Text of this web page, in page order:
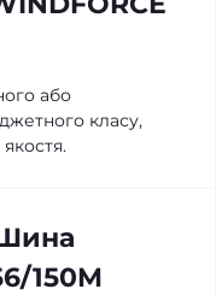
або
класу,
150M